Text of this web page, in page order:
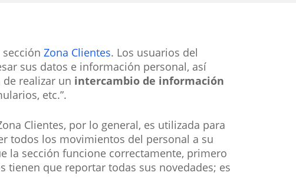
Zona Clientes. Los usuarios del
sus datos e información personal, así
realizar un intercambio de información
etc.”.
Clientes, por lo general, es utilizada para
todos los movimientos del personal a su
la sección funcione correctamente, primero
tienen que reportar todas sus novedades; es